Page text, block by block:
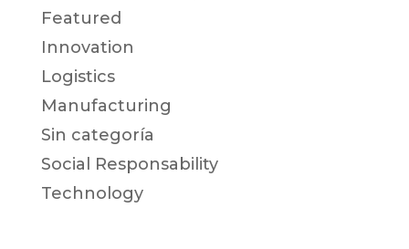
Featured
Innovation
Logistics
Manufacturing
Sin categoría
Social Responsability
Technology